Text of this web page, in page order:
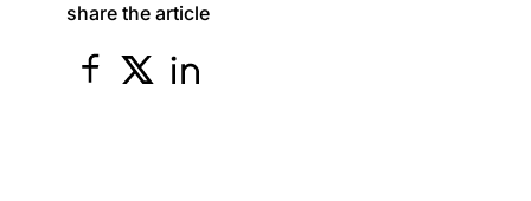
share the article